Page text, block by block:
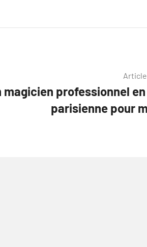
magicien professionnel
parisienne pour